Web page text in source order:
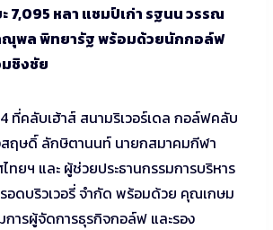
7,095 หลา แชมป์เก่า รฐนน วรรณ
ณุพล พิทยารัฐ พร้อมด้วยนักกอล์ฟ
ชิงชัย
ที่คลับเฮ้าส์ สนามริเวอร์เดล กอล์ฟคลับ
ฤษดิ์ ลักษิตานนท์ นายกสมาคมกีฬา
ทยฯ และ ผู้ช่วยประธานกรรมการบริหาร
อดบริวเวอรี่ จำกัด พร้อมด้วย คุณเกษม
ารผู้จัดการธุรกิจกอล์ฟ และรอง